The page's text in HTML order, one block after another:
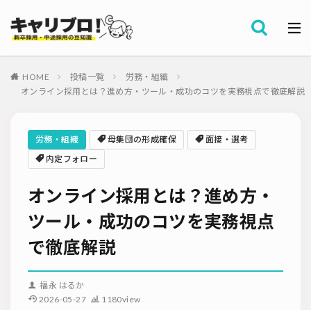
HOME 投稿一覧
労務・組織
オンライン採用とは？進め方・ツール・成功のコツを実務視点で徹底解説
労務・組織 母集団の形成確保
面接・選考
内定フォロー
オンライン採用とは？進め方・
ツール・成功のコツを実務視点
で徹底解説
福永 はるか
2026-05-27
1180view
カテゴリー
タグ
就職サイト
転職サイト
ダイレクトリクルーティング
採用管理システム（ATS）
採用ノウハウ
母集団の形成確保
エンジニア採用
採用イベント・合説
面接・選考
内定フォロー
採用コンサルティング
新卒・人材紹介
早期離職
資料ダウンロード